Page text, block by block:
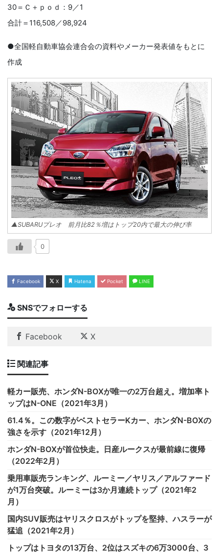
30＝Ｃ＋ｐｏｄ：9／1
合計＝116,508／98,924
●全国軽自動車協会連合会の資料やメーカー発表値をもとに
作成
▲SUBARUプレオ 前月比82％増はトップ20内で最大の伸び率
0
Facebook X Hatena Pocket LINE
SNSでフォローする
Facebook X
関連記事
軽カー販売、ホンダN-BOXが唯一の2万台超え。増加率ト
ップはN-ONE（2021年3月）
61.4％。この数字がベストセラーKカー、ホンダN-BOXの
強さを示す（2021年12月）
ホンダN-BOXが首位快走。日産ルークスが最前線に復帰
（2022年2月）
乗用車販売ランキング、ルーミー／ヤリス／アルファード
が1万台突破。ルーミーは3か月連続トップ（2021年2
月）
国内SUV販売はヤリスクロスがトップを堅持、ハスラーが
猛追（2021年2月）
トップはトヨタの13万台、2位はスズキの6万3000台、3